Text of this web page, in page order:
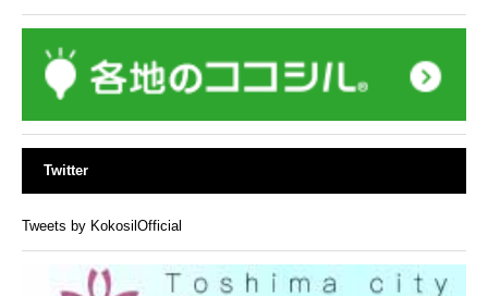
Twitter
Tweets by KokosilOfficial